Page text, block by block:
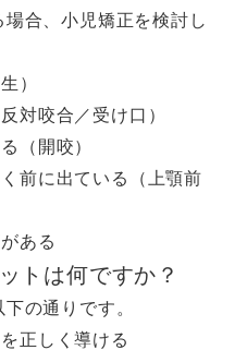
合、小児矯正を検討し
）
対咬合／受け口）
（開咬）
前に出ている（上顎前
ある
トは何ですか？
の通りです。
正しく導ける